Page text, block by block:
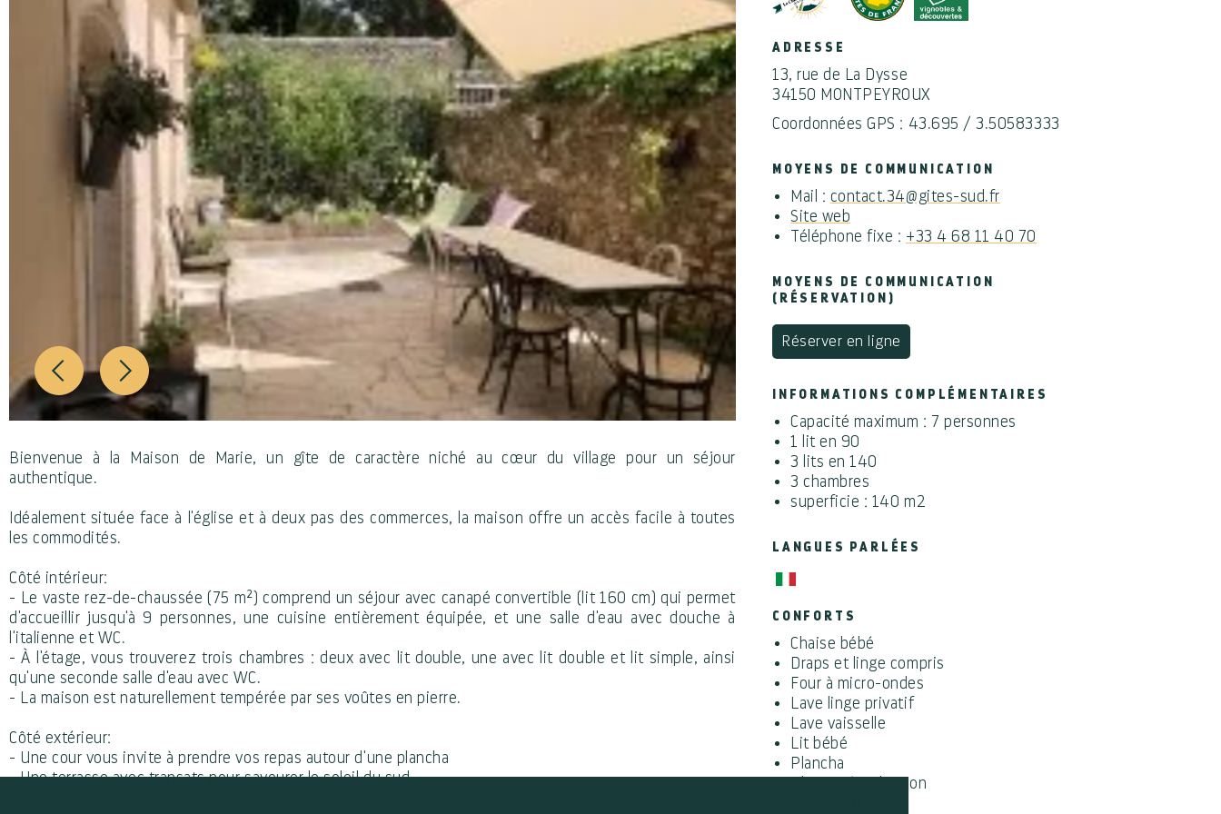
Bienvenue à la Maison de Marie, un gîte de caractère niché au cœur du village pour un séjour
authentique.
Idéalement située face à l'église et à deux pas des commerces, la maison offre un accès facile à toutes
les commodités.
Côté intérieur:
- Le vaste rez-de-chaussée (75 m²) comprend un séjour avec canapé convertible (lit 160 cm) qui permet
d'accueillir jusqu'à 9 personnes, une cuisine entièrement équipée, et une salle d'eau avec douche à
l'italienne et WC.
- À l'étage, vous trouverez trois chambres : deux avec lit double, une avec lit double et lit simple, ainsi
qu'une seconde salle d'eau avec WC.
- La maison est naturellement tempérée par ses voûtes en pierre.
Côté extérieur:
- Une cour vous invite à prendre vos repas autour d'une plancha
- Une terrasse avec transats pour savourer le soleil du sud.
ADRESSE
13, rue de La Dysse
34150 MONTPEYROUX
Coordonnées GPS : 43.695 / 3.50583333
MOYENS DE COMMUNICATION
Mail : contact.34@gites-sud.fr
Site web
Téléphone fixe : +33 4 68 11 40 70
MOYENS DE COMMUNICATION
(RÉSERVATION)
Réserver en ligne
INFORMATIONS COMPLÉMENTAIRES
Capacité maximum : 7 personnes
1 lit en 90
3 lits en 140
3 chambres
superficie : 140 m2
LANGUES PARLÉES
CONFORTS
Chaise bébé
Draps et linge compris
Four à micro-ondes
Lave linge privatif
Lave vaisselle
Lit bébé
Plancha
Plaques à induction